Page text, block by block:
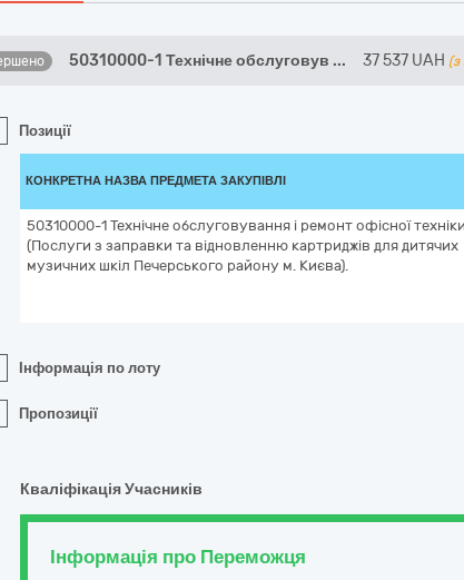
50310000-1 Технічне обслуговув ... 37 537 UAH
Позиції
КОНКРЕТНА НАЗВА ПРЕДМЕТА ЗАКУПІВЛІ
50310000-1 Технічне обслуговування і ремонт офісної техніки
(Послуги з заправки та відновленню картриджів для дитячих
музичних шкіл Печерського району м. Києва).
Інформація по лоту
Пропозиції
Кваліфікація Учасників
Інформація про Переможця